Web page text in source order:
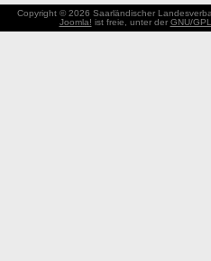
Copyright © 2026 Saarländischer
Joomla! ist freie, unter der GNU/